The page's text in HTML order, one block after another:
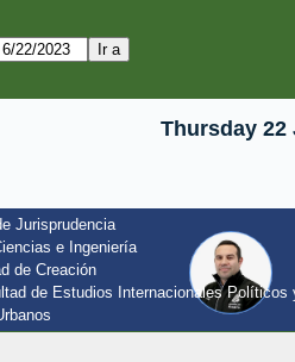
Thursday 22
Jurisprudencia
e Ingeniería
de Creación
de Estudios Internacionales Políticos